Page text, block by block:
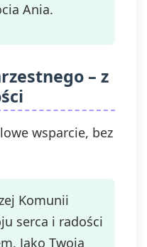
Ania.
– z
wsparcie, bez
Komunii
serca i radości
Jako Twoja